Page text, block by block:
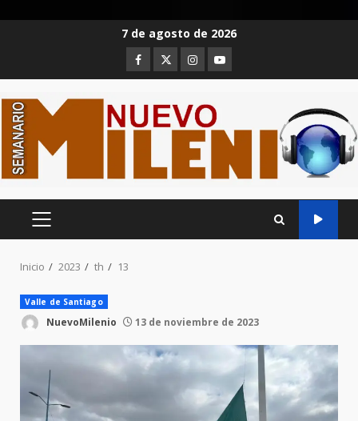
7 de agosto de 2026
Facebook
TwitterInstagram
Youtube
MENÚ
Inicio 2023 th 13
Valle de Santiago
NuevoMilenio 13 de noviembre de 2023